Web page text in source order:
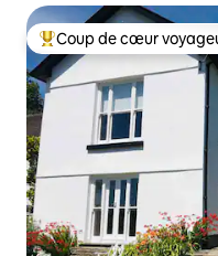
Coups de cœur
Coup de cœur